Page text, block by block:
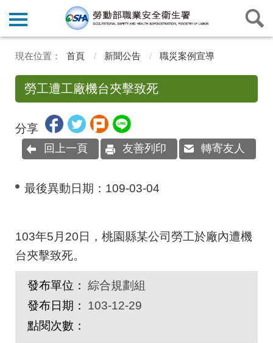
首頁 新聞公告 職災案例宣導
勞工遭工廠機台夾擊致死
分享
回上一頁 友善列印 轉寄友人
最後異動日期： 109-03-04
103年5月20日，桃園縣某公司勞工於廠內遭機
台夾擊致死。
發布單位： 綜合規劃組
發布日期：
103-12-29
點閱次數：